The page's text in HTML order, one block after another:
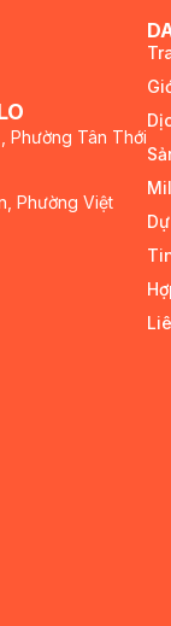
Phường Tân Thới
Phường Việt